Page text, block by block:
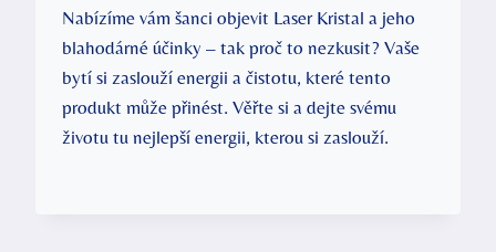
Nabízíme vám šanci objevit Laser Kristal a jeho
blahodárné účinky – tak proč to nezkusit? Vaše
bytí si zaslouží energii a čistotu, které tento
produkt může přinést. Věřte si a dejte svému
životu tu nejlepší energii, kterou si zaslouží.